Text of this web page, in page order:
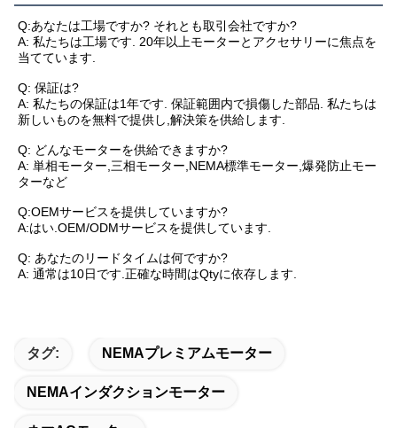
Q:あなたは工場ですか? それとも取引会社ですか?
A: 私たちは工場です. 20年以上モーターとアクセサリーに焦点を
当てています.
Q: 保証は?
A: 私たちの保証は1年です. 保証範囲内で損傷した部品. 私たちは
新しいものを無料で提供し,解決策を供給します.
Q: どんなモーターを供給できますか?
A: 単相モーター,三相モーター,NEMA標準モーター,爆発防止モー
ターなど
Q:OEMサービスを提供していますか?
A:はい.OEM/ODMサービスを提供しています.
Q: あなたのリードタイムは何ですか?
A: 通常は10日です.正確な時間はQtyに依存します.
タグ: NEMAプレミアムモーター
NEMAインダクションモーター